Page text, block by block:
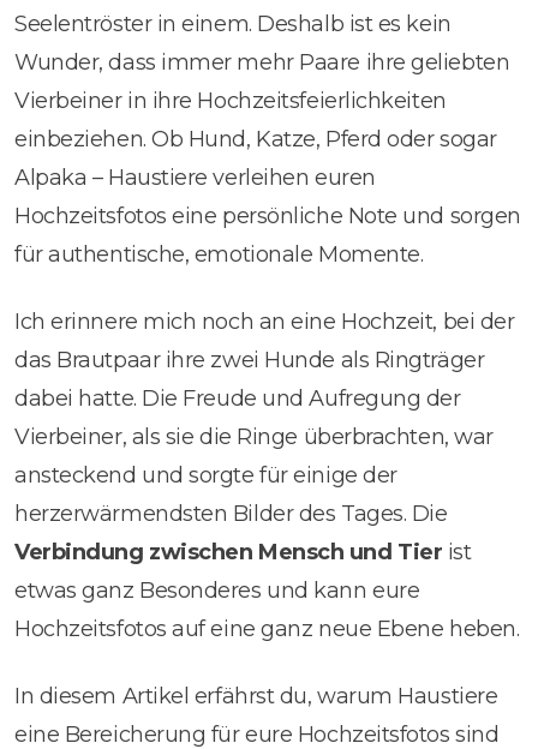
Seelentröster in einem. Deshalb ist es kein
Wunder, dass immer mehr Paare ihre geliebten
Vierbeiner in ihre Hochzeitsfeierlichkeiten
einbeziehen. Ob Hund, Katze, Pferd oder sogar
Alpaka – Haustiere verleihen euren
Hochzeitsfotos eine persönliche Note und sorgen
für authentische, emotionale Momente.
Ich erinnere mich noch an eine Hochzeit, bei der
das Brautpaar ihre zwei Hunde als Ringträger
dabei hatte. Die Freude und Aufregung der
Vierbeiner, als sie die Ringe überbrachten, war
ansteckend und sorgte für einige der
herzerwärmendsten Bilder des Tages. Die
Verbindung zwischen Mensch und Tier ist
etwas ganz Besonderes und kann eure
Hochzeitsfotos auf eine ganz neue Ebene heben.
In diesem Artikel erfährst du, warum Haustiere
eine Bereicherung für eure Hochzeitsfotos sind